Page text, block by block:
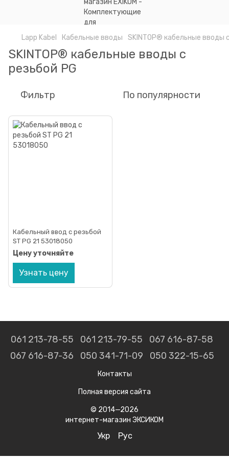
Lapp Kabel Кабельные вводы SKINTOP® кабельные вводы
SKINTOP® кабельные вводы с
резьбой PG
Фильтр По популярности
Кабельный ввод с резьбой
ST PG 21 53018050
Цену уточняйте
Узнать цену
061 213-78-55 061 213-79-55
067 616-87-58
067 616-87-36
050 341-71-09 050 322-15-65
Контакты
Полная версия сайта
© 2014—2026
интернет-магазин ЭКСИКОМ
Укр Рус